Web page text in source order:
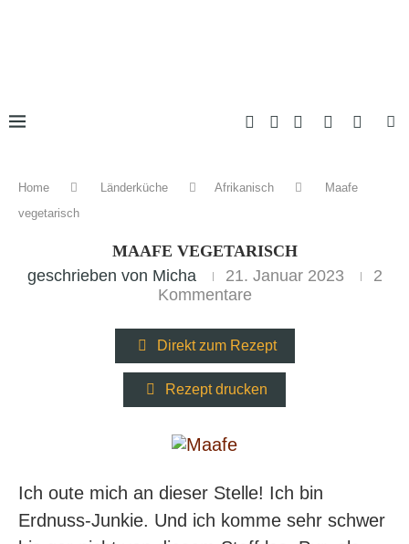
Home Länderküche Afrikanisch
Maafe
vegetarisch
MAAFE VEGETARISCH
geschrieben von Micha 21. Januar 2023
2
Kommentare
Direkt zum Rezept
Rezept drucken
Ich oute mich an dieser Stelle! Ich bin
Erdnuss-Junkie. Und ich komme sehr schwer